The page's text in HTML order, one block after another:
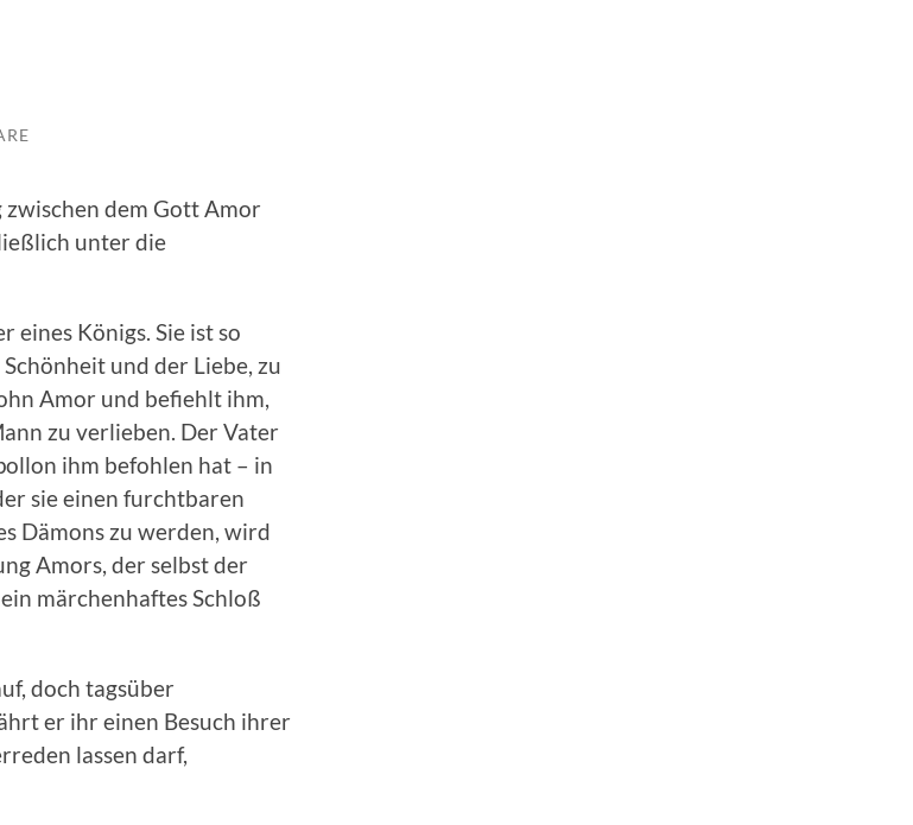
dem Gott Amor
unter die
eines Königs. Sie ist so
und der Liebe, zu
Amor und befiehlt ihm,
zu verlieben. Der Vater
ihm befohlen hat – in
sie einen furchtbaren
Dämons zu werden, wird
Amors, der selbst der
märchenhaftes Schloß
doch tagsüber
er ihr einen Besuch ihrer
lassen darf,